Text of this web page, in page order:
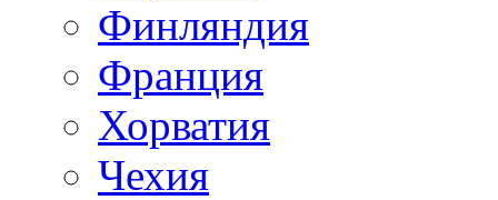
Финляндия
Франция
Хорватия
Чехия